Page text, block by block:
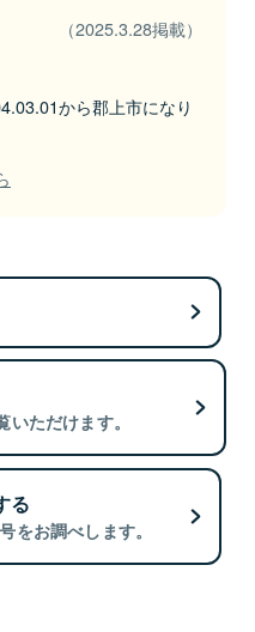
（2025.3.28掲載）
から郡上市になり
ただけます。
る
をお調べします。